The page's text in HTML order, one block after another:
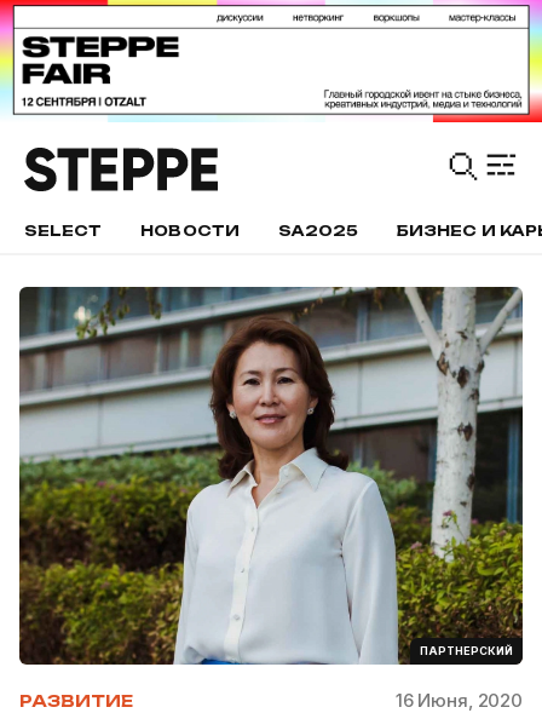
SELECT НОВОСТИ SA2025 БИЗНЕС И
ПАРТНЕРСКИЙ
РАЗВИТИЕ 16 Июня, 2020